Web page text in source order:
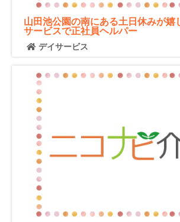
山田池公園の南にある土日休みが嬉
サービスで正社員ヘルパー
デイサービス